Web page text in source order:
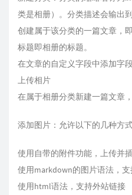
类是相册）。分类描述会输出
创建属于该分类的一篇文章，
标题即相册的标题。
在文章的自定义字段中添加字
上传相片
在属于相册分类新建一篇文章
添加图片：允许以下的几种方式
使用自带的附件功能，上传并
使用markdown的图片语法，
使用html语法，支持外站链接